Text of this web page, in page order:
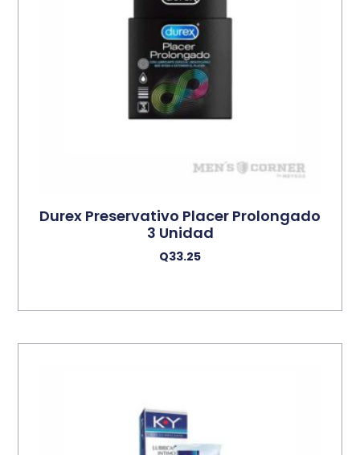
Durex Preservativo Placer Prolongado
3 Unidad
Q33.25